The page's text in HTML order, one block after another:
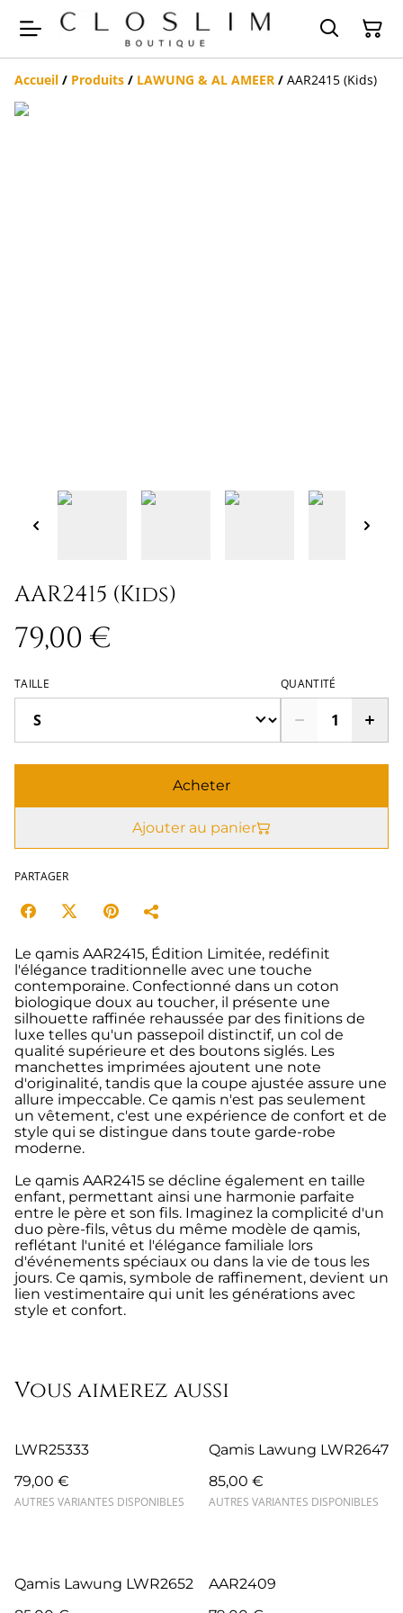
Accueil / Produits / LAWUNG & AL AMEER / AAR2415 (Kids)
AAR2415 (Kids)
79,00 €
TAILLE QUANTITÉ
Acheter
Ajouter au panier
PARTAGER
Le qamis AAR2415, Édition Limitée, redéfinit
l'élégance traditionnelle avec une touche
contemporaine. Confectionné dans un coton
biologique doux au toucher, il présente une
silhouette raffinée rehaussée par des finitions de
luxe telles qu'un passepoil distinctif, un col de
qualité supérieure et des boutons siglés. Les
manchettes imprimées ajoutent une note
d'originalité, tandis que la coupe ajustée assure une
allure impeccable. Ce qamis n'est pas seulement
un vêtement, c'est une expérience de confort et de
style qui se distingue dans toute garde-robe
moderne.
Le qamis AAR2415 se décline également en taille
enfant, permettant ainsi une harmonie parfaite
entre le père et son fils. Imaginez la complicité d'un
duo père-fils, vêtus du même modèle de qamis,
reflétant l'unité et l'élégance familiale lors
d'événements spéciaux ou dans la vie de tous les
jours. Ce qamis, symbole de raffinement, devient un
lien vestimentaire qui unit les générations avec
style et confort.
Vous aimerez aussi
LWR25333
79,00 €
AUTRES VARIANTES DISPONIBLES
Qamis Lawung LWR2647
85,00 €
AUTRES VARIANTES DISPONIBLES
Qamis Lawung LWR2652
AAR2409